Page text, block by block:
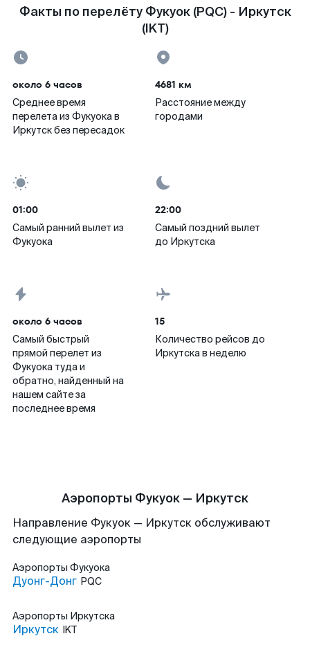
Факты по перелёту Фукуок (PQC) - Иркутск
(IKT)
около 6 часов
Среднее время
перелета из Фукуока в
Иркутск без пересадок
4681 км
Расстояние между
городами
01:00
Самый ранний вылет из
Фукуока
22:00
Самый поздний вылет
до Иркутска
около 6 часов
Самый быстрый
прямой перелет из
Фукуока туда и
обратно, найденный на
нашем сайте за
последнее время
15
Количество рейсов до
Иркутска в неделю
Аэропорты Фукуок — Иркутск
Направление Фукуок — Иркутск обслуживают
следующие аэропорты
Аэропорты Фукуока
Дуонг-Донг PQC
Аэропорты Иркутска
Иркутск IKT